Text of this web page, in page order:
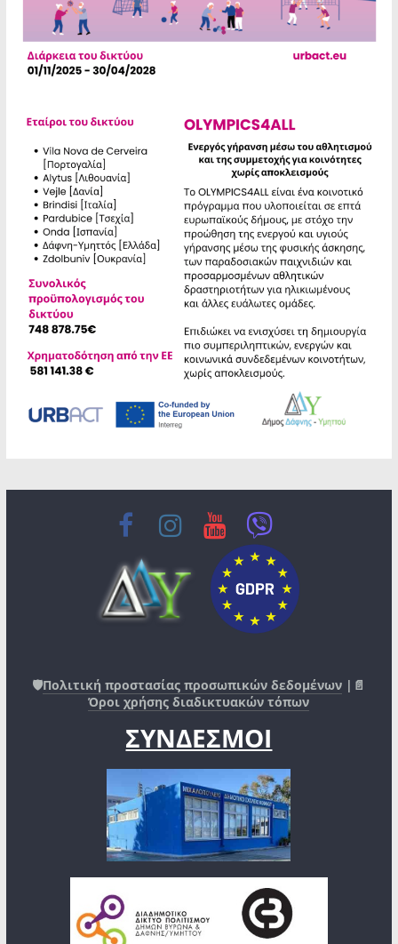
🛡️Πολιτική προστασίας προσωπικών δεδομένων |📄
Όροι χρήσης διαδικτυακών τόπων
ΣΥΝΔΕΣΜΟΙ